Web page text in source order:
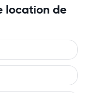
location de